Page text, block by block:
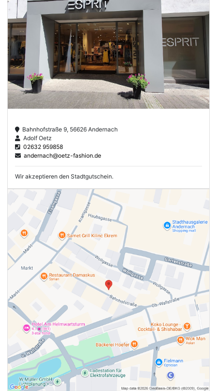
Bahnhofstraße 9, 56626 Andernach
Adolf Oetz
02632 959858
andernach@oetz-fashion.de
Wir akzeptieren den Stadtgutschein.